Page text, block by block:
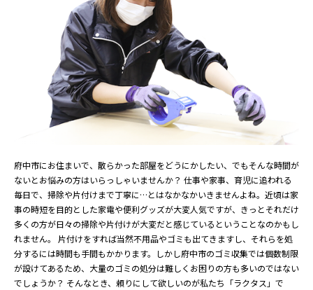
府中市にお住まいで、散らかった部屋をどうにかしたい、でもそんな時間が
ないとお悩みの方はいらっしゃいませんか？ 仕事や家事、育児に追われる
毎日で、掃除や片付けまで丁寧に…とはなかなかいきませんよね。近頃は家
事の時短を目的とした家電や便利グッズが大変人気ですが、きっとそれだけ
多くの方が日々の掃除や片付けが大変だと感じているということなのかもし
れません。 片付けをすれば当然不用品やゴミも出てきますし、それらを処
分するには時間も手間もかかります。しかし府中市のゴミ収集では個数制限
が設けてあるため、大量のゴミの処分は難しくお困りの方も多いのではない
でしょうか？ そんなとき、頼りにして欲しいのが私たち「ラクタス」で